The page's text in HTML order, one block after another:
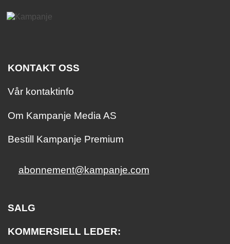
KONTAKT OSS
Vår kontaktinfo
Om Kampanje Media AS
Bestill Kampanje Premium
abonnement@kampanje.com
SALG
KOMMERSIELL LEDER: